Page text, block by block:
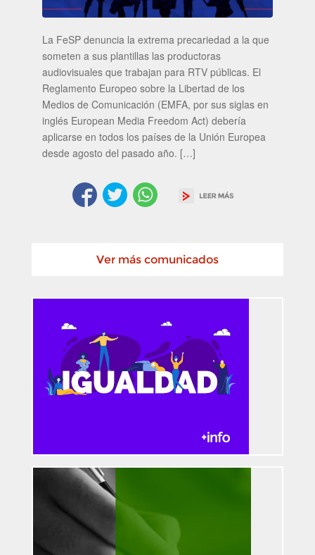
La FeSP denuncia la extrema precariedad a la que
someten a sus plantillas las productoras
audiovisuales que trabajan para RTV públicas. El
Reglamento Europeo sobre la Libertad de los
Medios de Comunicación (EMFA, por sus siglas en
inglés European Media Freedom Act) debería
aplicarse en todos los países de la Unión Europea
desde agosto del pasado año. […]
Ver más comunicados